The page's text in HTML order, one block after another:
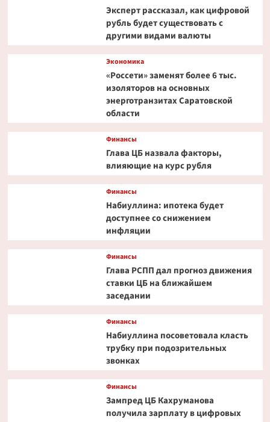
Эксперт рассказал, как цифровой
рубль будет существовать с
другими видами валюты
Экономика
«Россети» заменят более 6 тыс.
изоляторов на основных
энерготранзитах Саратовской
области
Финансы
Глава ЦБ назвала факторы,
влияющие на курс рубля
Финансы
Набиуллина: ипотека будет
доступнее со снижением
инфляции
Финансы
Глава РСПП дал прогноз движения
ставки ЦБ на ближайшем
заседании
Финансы
Набиуллина посоветовала класть
трубку при подозрительных
звонках
Финансы
Зампред ЦБ Кахруманова
получила зарплату в цифровых